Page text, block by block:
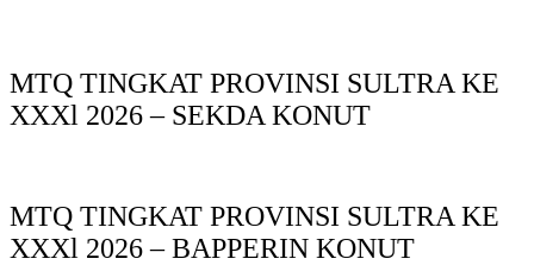
MTQ TINGKAT PROVINSI SULTRA KE
XXXl 2026 – SEKDA KONUT
MTQ TINGKAT PROVINSI SULTRA KE
XXXl 2026 – BAPPERIN KONUT